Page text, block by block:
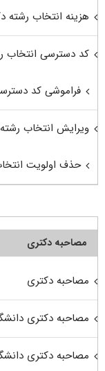
هزینه انتخاب رشته
کد دسترسی انتخاب
فراموشی کد
ویرایش انتخاب
حذف اولویت
مصاحبه دکتری
مصاحبه دکتری
مصاحبه دکتری
مصاحبه دکتری